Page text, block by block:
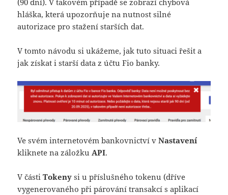
hláška, která upozorňuje na nutnost silné
autorizace pro stažení starších dat.
V tomto návodu si ukážeme, jak tuto situaci řešit a
jak získat i starší data z účtu Fio banky.
Ve svém internetovém bankovnictví vNastavení
kliknete na záložku API.
V částiTokenysi u příslušného tokenu (dříve
vygenerovaného při párování transakcí s aplikací